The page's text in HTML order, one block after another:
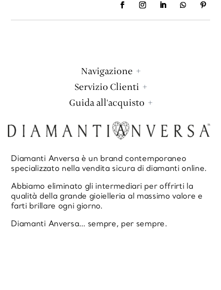
Navigazione
Servizio Clienti
Guida all'acquisto
Diamanti Anversa è un brand contemporaneo
specializzato nella vendita sicura di diamanti online.
Abbiamo eliminato gli intermediari per offrirti la
qualità della grande gioielleria al massimo valore e
farti brillare ogni giorno.
Diamanti Anversa… sempre, per sempre.